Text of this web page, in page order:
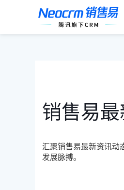
容
销售易
汇聚销售易最新资讯动
发展脉搏。